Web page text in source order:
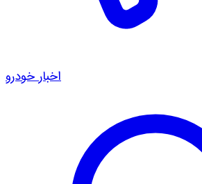
اخبار خودرو